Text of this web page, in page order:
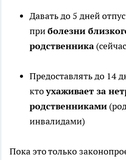
Давать до 5 дней
приболезни
родственника
Предоставлять до 14
ктоухаживает за
родственниками
инвалидами)
Пока это только